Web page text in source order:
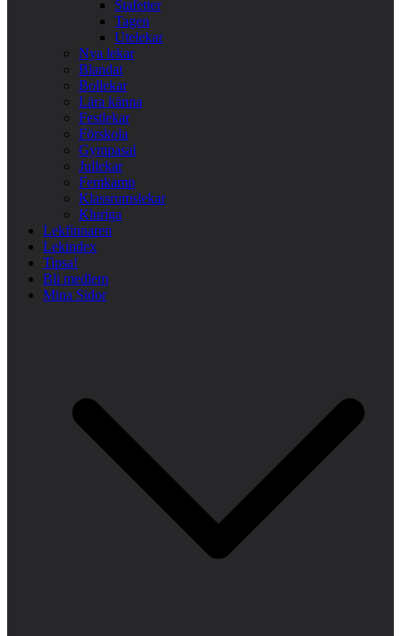
Stafetter
Tagen
Utelekar
Nya lekar
Blandat
Bollekar
Lära känna
Festlekar
Förskola
Gympasal
Jullekar
Femkamp
Klassrumslekar
Kluriga
Lekfinnaren
Lekindex
Tipsa!
Bli medlem
Mina Sidor